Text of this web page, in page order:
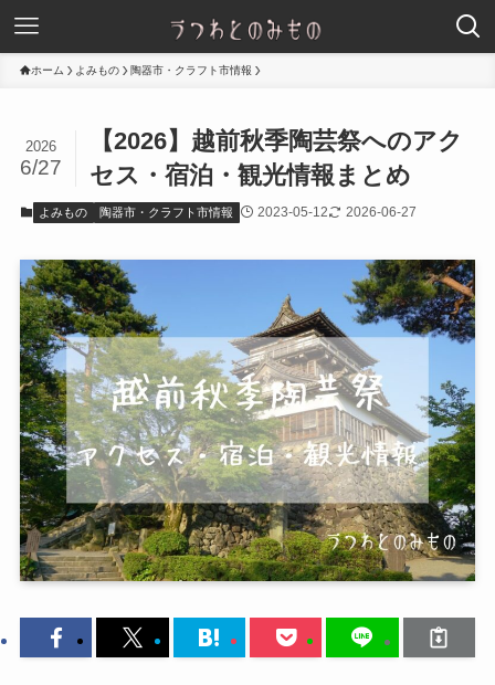
ホーム よみもの 陶器市・クラフト市情報
【2026】越前秋季陶芸祭へのアク
セス・宿泊・観光情報まとめ
2026
6/27
よみもの 陶器市・クラフト市情報 2023-05-12 2026-06-27